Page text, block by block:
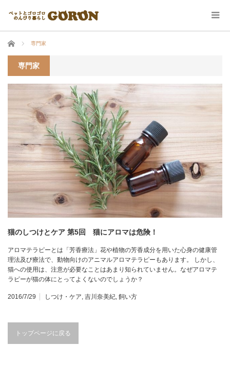
ホーム 専門家
専門家
猫のしつけとケア 第5回 猫にアロマは危険！
アロマテラピーとは「芳香療法」花や植物の芳香成分を用いた心身の健康管
理法及び療法で、動物向けのアニマルアロマテラピーもあります。 しかし、
猫への使用は、注意が必要なことはあまり知られていません。なぜアロマテ
ラピーが猫の体にとってよくないのでしょうか？
2016/7/29 しつけ・ケア, 吉川奈美紀, 飼い方
トップページに戻る